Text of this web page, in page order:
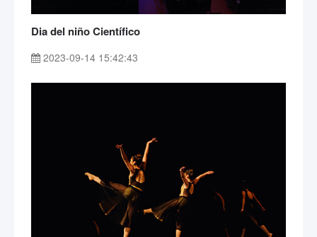
Dia del niño Científico
2023-09-14 15:42:43